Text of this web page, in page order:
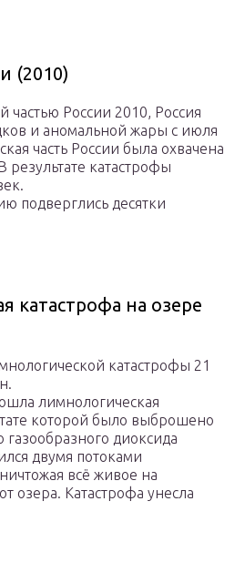
(2010)
частью России 2010, Россия
и аномальной жары с июля
часть России была охвачена
катастрофы
подверглись десятки
катастрофа на озере
катастрофы 21
лимнологическая
которой было выброшено
диоксида
двумя потоками
всё живое на
озера. Катастрофа унесла